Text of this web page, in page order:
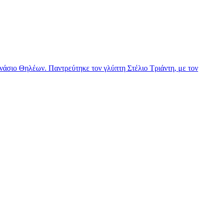
Θηλέων. Παντρεύτηκε τον γλύπτη Στέλιο Τριάντη, με τον